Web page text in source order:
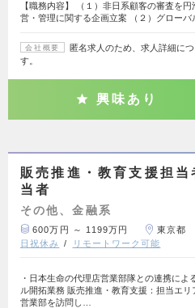
【職務内容】 （１）非日系顧客の審査を
営・管理に関する企画立案 （２）グローバ
会社概要
匿名求人のため、求人詳細に
す。
興味あり
販売推進・教育支援担
当者
その他、金融系
600万円 ～ 1199万円 東京都
日祝休み
リモートワーク可能
・日本生命の代理店営業部隊との連携によ
ル開拓業務 販売推進・教育支援：担当エリ
営業部を訪問し…